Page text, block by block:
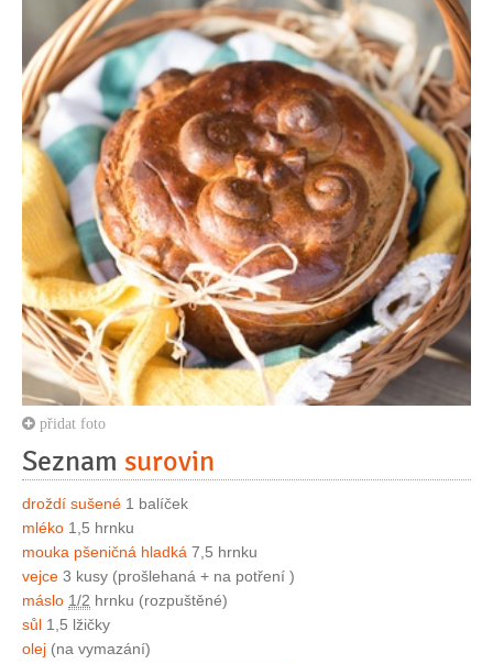
přidat foto
Seznam surovin
droždí sušené 1 balíček
mléko 1,5 hrnku
mouka pšeničná hladká 7,5 hrnku
vejce 3 kusy (prošlehaná + na potření )
máslo 1/2 hrnku (rozpuštěné)
sůl 1,5 lžičky
olej (na vymazání)